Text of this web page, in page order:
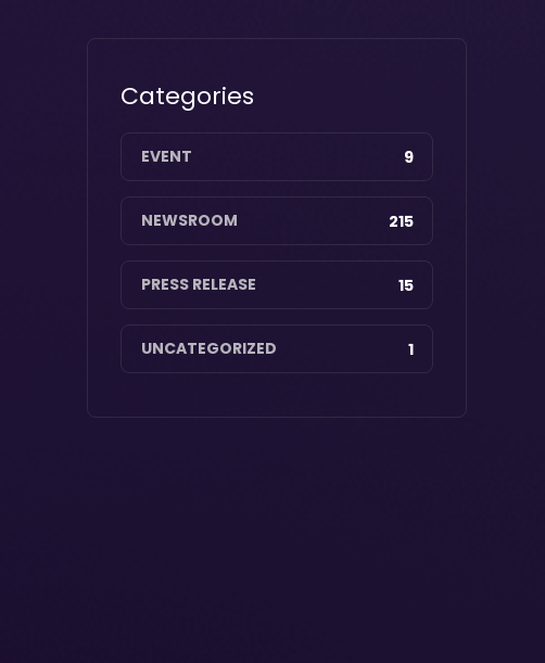
Categories
EVENT 9
NEWSROOM 215
PRESS RELEASE 15
UNCATEGORIZED 1